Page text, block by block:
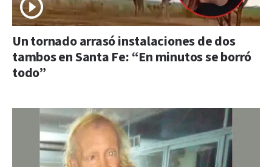
Un tornado arrasó instalaciones de dos
tambos en Santa Fe: “En minutos se borró
todo”